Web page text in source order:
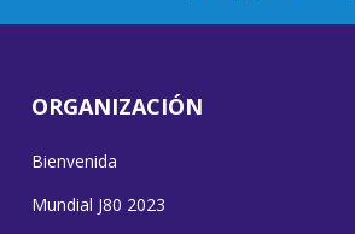
ORGANIZACIÓN
Bienvenida
Mundial J80 2023